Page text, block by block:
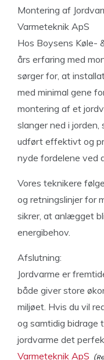
Montering af
Varmeteknik ApS
Hos Boysens Køle-
års erfaring med
sørger for, at
med minimal gene
montering af et
slanger ned i
udført effektivt og
nyde fordelene ved
Vores teknikere
og retningslinjer for
sikrer, at anlægget
energibehov.
Afslutning:
Jordvarme er
både giver store
miljøet. Hvis du vil
og samtidig bidrage
jordvarme det
Varmeteknik ApS